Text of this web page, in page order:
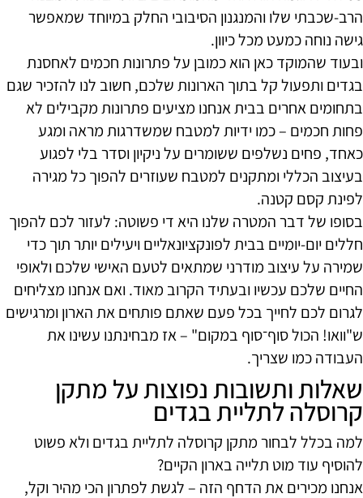
הרב-שכבתי שלו והמנגנון הסיבובי החלק במיוחד שמאפשר
גישה נוחה כמעט מכל כיוון.
ובעוד שהמוקד כאן הוא כמובן על פתרונות חכמים לאחסנת
בגדים ותפעול קל בתוך הארונות שלכם, חשוב לנו להזכיר שגם
בתחומים אחרים בבית אנחנו מציעים פתרונות מקבילים לא
פחות חכמים – כמו ידיות למטבח שמשדרגות מראה ומגע
כאחד, פחים נשלפים ששומרים על ניקיון וסדר בלי לפגוע
בעיצוב הכללי ומתקנים למטבח שעוזרים להפוך כל מגירה
לפינת קסם קטנה.
בסופו של דבר המטרה שלנו היא די פשוטה: לעזור לכם להפוך
חללים יום-יומיים בבית לפונקציונאליים ויעילים יותר תוך כדי
שמירה על עיצוב מודרני שמתאים לטעם האישי שלכם ולאופי
החיים שלכם עכשיו ובעתיד הקרוב מאוד. ואם אנחנו מצליחים
לגרום לכם לחייך בכל פעם שאתם פותחים את הארון ומרגישים
ש"וואו! הכול סוף־סוף במקום" – אז מבחינתנו עשינו את
העבודה כמו שצריך.
שאלות ותשובות נפוצות על מתקן
קרוסלה לתליית בגדים
למה בכלל לבחור מתקן קרוסלה לתליית בגדים ולא פשוט
להוסיף עוד מוט תלייה בארון הקיים?
אנחנו מכירים את הדחף הזה – לגשת לפתרון הכי מהיר וקל,